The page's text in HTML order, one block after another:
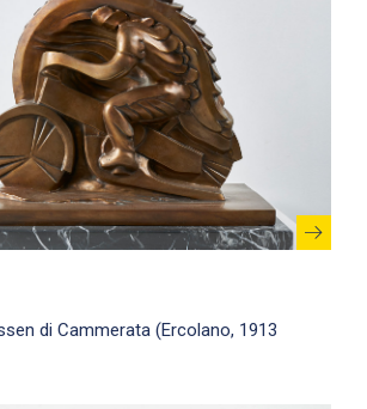
di Cammerata (Ercolano, 1913